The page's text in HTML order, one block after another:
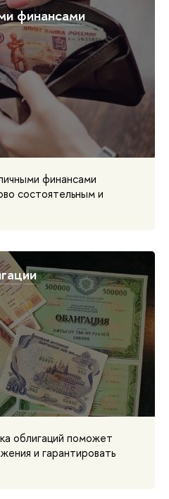
финансами
финансами
состоятельным и
облигаций поможет
и гарантировать